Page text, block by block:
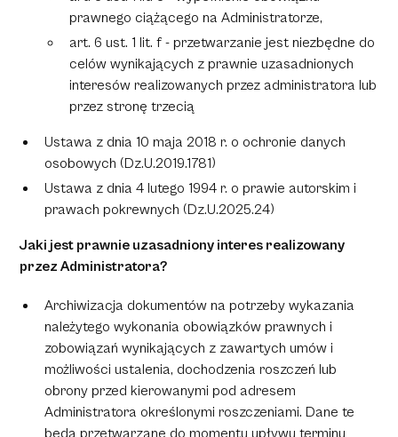
prawnego ciążącego na Administratorze,
art. 6 ust. 1 lit. f - przetwarzanie jest niezbędne do
celów wynikających z prawnie uzasadnionych
interesów realizowanych przez administratora lub
przez stronę trzecią
Ustawa z dnia 10 maja 2018 r. o ochronie danych
osobowych (Dz.U.2019.1781)
Ustawa z dnia 4 lutego 1994 r. o prawie autorskim i
prawach pokrewnych (Dz.U.2025.24)
Jaki jest prawnie uzasadniony interes realizowany
przez Administratora?
Archiwizacja dokumentów na potrzeby wykazania
należytego wykonania obowiązków prawnych i
zobowiązań wynikających z zawartych umów i
możliwości ustalenia, dochodzenia roszczeń lub
obrony przed kierowanymi pod adresem
Administratora określonymi roszczeniami. Dane te
będą przetwarzane do momentu upływu terminu